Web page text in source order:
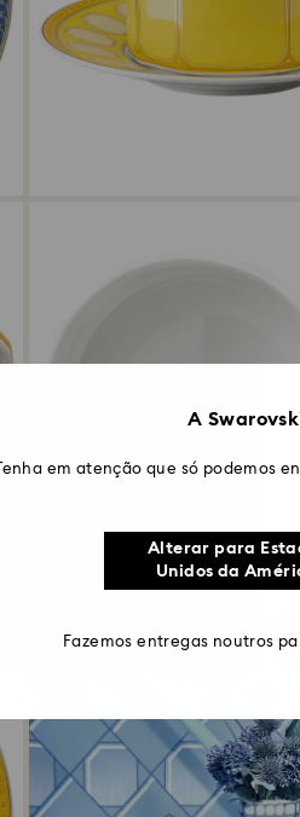
A
Tenha em atenção que só podemos
Alterar para
Unidos da
Fazemos entregas noutros